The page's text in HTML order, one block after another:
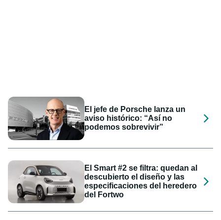
El jefe de Porsche lanza un
aviso histórico: “Así no
podemos sobrevivir”
El Smart #2 se filtra: quedan al
descubierto el diseño y las
especificaciones del heredero
del Fortwo